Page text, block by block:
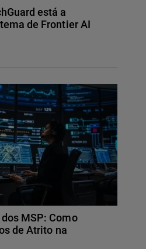
está a
de Frontier AI
MSP: Como
de Atrito na